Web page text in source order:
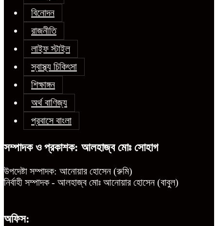
বিনোদন
রাজনীতি
লাইফ স্টাইল
স্বাস্থ্য চিকিৎসা
শিক্ষাঙ্গন
অর্থ বাণিজ্য
প্রবাসে বাংলা
সম্পাদক ও প্রকাশক: আলহাজ্ব মোঃ সোহাগ
উপদেষ্টা সম্পাদক: আনোয়ার হোসেন (রুমি)
নির্বাহী সম্পাদক - আলহাজ্ব মোঃ আনোয়ার হোসেন (বাবুল)
অফিস: